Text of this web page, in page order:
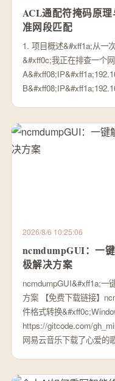
ACL通配符掩码原
准网段匹配
1. 项目概述&#xff1a;从一
&#xff0c;我正在排查一个
2026/8/6 10:25:06
ncmdumpGUI：一
极解决方案
ncmdumpGUI&#xff1a;一
方案 【免费下载链接】
件格式转换
https://gitcode.com/
网易云音乐下载了心爱的